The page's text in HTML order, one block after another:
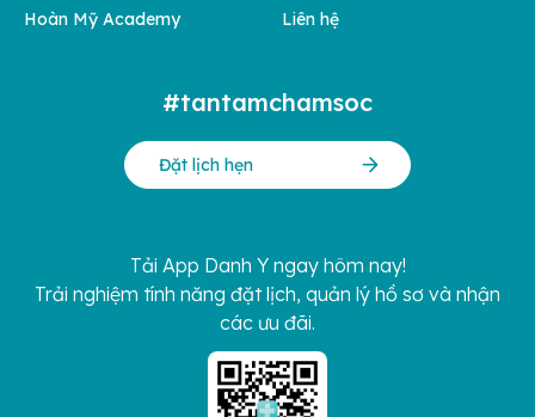
Hoàn Mỹ Academy Liên hệ
#tantamchamsoc
Đặt lịch hẹn
Tải App Danh Y ngay hôm nay!
Trải nghiệm tính năng đặt lịch, quản lý hồ sơ và nhận
các ưu đãi.